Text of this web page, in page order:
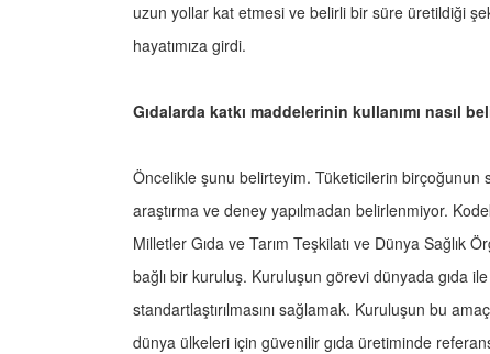
uzun yollar kat etmesi ve belirli bir süre üretildiği
hayatımıza girdi.
Gıdalarda katkı maddelerinin kullanımı nasıl
Öncelikle şunu belirteyim. Tüketicilerin birçoğunun
araştırma ve deney yapılmadan belirlenmiyor.
Milletler Gıda ve Tarım Teşkilatı ve Dünya Sağlık
bağlı bir kuruluş. Kuruluşun görevi dünyada gıda
standartlaştırılmasını sağlamak. Kuruluşun bu
dünya ülkeleri için güvenilir gıda üretiminde